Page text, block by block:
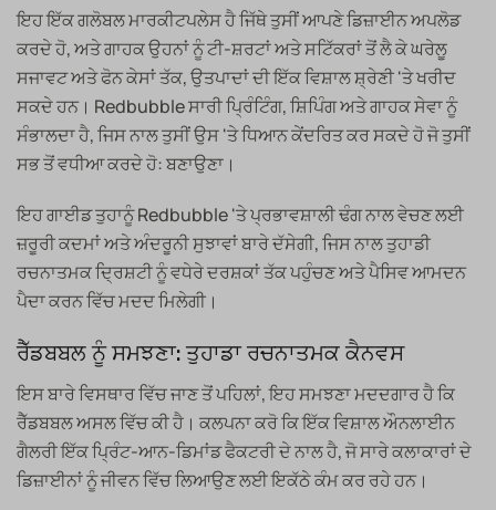
ਇਹ ਇੱਕ ਗਲੋਬਲ ਮਾਰਕੀਟਪਲੇਸ ਹੈ ਜਿੱਥੇ ਤੁਸੀਂ ਆਪਣੇ ਡਿਜ਼ਾਈਨ ਅਪਲੋਡ
ਕਰਦੇ ਹੋ, ਅਤੇ ਗਾਹਕ ਉਹਨਾਂ ਨੂੰ ਟੀ-ਸ਼ਰਟਾਂ ਅਤੇ ਸਟਿੱਕਰਾਂ ਤੋਂ ਲੈ ਕੇ ਘਰੇਲੂ
ਸਜਾਵਟ ਅਤੇ ਫੋਨ ਕੇਸਾਂ ਤੱਕ, ਉਤਪਾਦਾਂ ਦੀ ਇੱਕ ਵਿਸ਼ਾਲ ਸ਼੍ਰੇਣੀ 'ਤੇ ਖਰੀਦ
ਸਕਦੇ ਹਨ। Redbubble ਸਾਰੀ ਪ੍ਰਿੰਟਿੰਗ, ਸ਼ਿਪਿੰਗ ਅਤੇ ਗਾਹਕ ਸੇਵਾ ਨੂੰ
ਸੰਭਾਲਦਾ ਹੈ, ਜਿਸ ਨਾਲ ਤੁਸੀਂ ਉਸ 'ਤੇ ਧਿਆਨ ਕੇਂਦਰਿਤ ਕਰ ਸਕਦੇ ਹੋ ਜੋ ਤੁਸੀਂ
ਸਭ ਤੋਂ ਵਧੀਆ ਕਰਦੇ ਹੋ: ਬਣਾਉਣਾ।
ਇਹ ਗਾਈਡ ਤੁਹਾਨੂੰ Redbubble 'ਤੇ ਪ੍ਰਭਾਵਸ਼ਾਲੀ ਢੰਗ ਨਾਲ ਵੇਚਣ ਲਈ
ਜ਼ਰੂਰੀ ਕਦਮਾਂ ਅਤੇ ਅੰਦਰੂਨੀ ਸੁਝਾਵਾਂ ਬਾਰੇ ਦੱਸੇਗੀ, ਜਿਸ ਨਾਲ ਤੁਹਾਡੀ
ਰਚਨਾਤਮਕ ਦ੍ਰਿਸ਼ਟੀ ਨੂੰ ਵਧੇਰੇ ਦਰਸ਼ਕਾਂ ਤੱਕ ਪਹੁੰਚਣ ਅਤੇ ਪੈਸਿਵ ਆਮਦਨ
ਪੈਦਾ ਕਰਨ ਵਿੱਚ ਮਦਦ ਮਿਲੇਗੀ।
ਰੈੱਡਬਬਲ ਨੂੰ ਸਮਝਣਾ: ਤੁਹਾਡਾ ਰਚਨਾਤਮਕ ਕੈਨਵਸ
ਇਸ ਬਾਰੇ ਵਿਸਥਾਰ ਵਿੱਚ ਜਾਣ ਤੋਂ ਪਹਿਲਾਂ, ਇਹ ਸਮਝਣਾ ਮਦਦਗਾਰ ਹੈ ਕਿ
ਰੈੱਡਬਬਲ ਅਸਲ ਵਿੱਚ ਕੀ ਹੈ। ਕਲਪਨਾ ਕਰੋ ਕਿ ਇੱਕ ਵਿਸ਼ਾਲ ਔਨਲਾਈਨ
ਗੈਲਰੀ ਇੱਕ ਪ੍ਰਿੰਟ-ਆਨ-ਡਿਮਾਂਡ ਫੈਕਟਰੀ ਦੇ ਨਾਲ ਹੈ, ਜੋ ਸਾਰੇ ਕਲਾਕਾਰਾਂ ਦੇ
ਡਿਜ਼ਾਈਨਾਂ ਨੂੰ ਜੀਵਨ ਵਿੱਚ ਲਿਆਉਣ ਲਈ ਇਕੱਠੇ ਕੰਮ ਕਰ ਰਹੇ ਹਨ।